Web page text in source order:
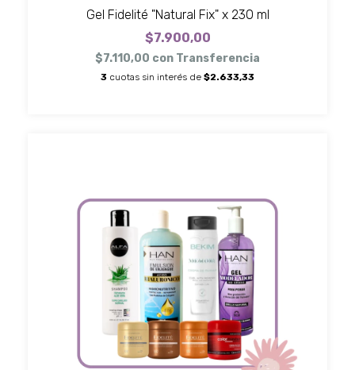
Gel Fidelité "Natural Fix" x 230 ml
$7.900,00
$7.110,00 con Transferencia
3 cuotas sin interés de $2.633,33